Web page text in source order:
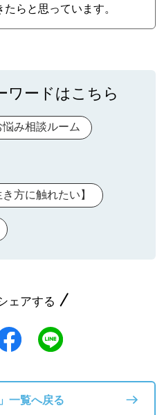
たらと思っています。
ワードはこちら
み相談ルーム
方に触れたい】
ェアする
一覧へ戻る